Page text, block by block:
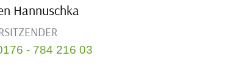
Hannuschka
- 784 216 03